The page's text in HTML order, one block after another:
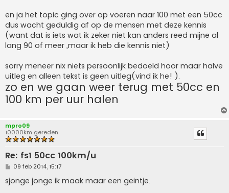
en ja het topic ging over op voeren naar 100 met een 50cc
dus wacht geduldig af op de mensen met deze kennis
(want dat is iets wat ik zeker niet kan anders reed mijne al
lang 90 of meer ,maar ik heb die kennis niet)
sorry meneer nix niets persoonlijk bedoeld hoor maar halve
uitleg en alleen tekst is geen uitleg(vind ik he! ).
zo en we gaan weer terug met 50cc en
100 km per uur halen
mpro09
10000km gereden
Re: fs1 50cc 100km/u
B
r
i
09 feb 2014, 15:17
sjonge jonge ik maak maar een geintje.